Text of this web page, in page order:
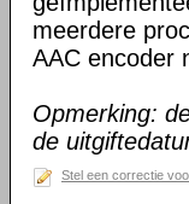
meerdere
AAC encoder
Opmerking:
de
Stel een correctie